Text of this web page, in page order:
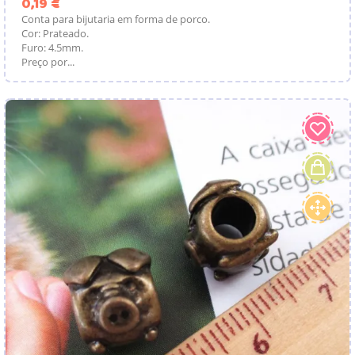
Conta para bijutaria em forma de porco.
Cor: Prateado.
Furo: 4.5mm.
Preço por...